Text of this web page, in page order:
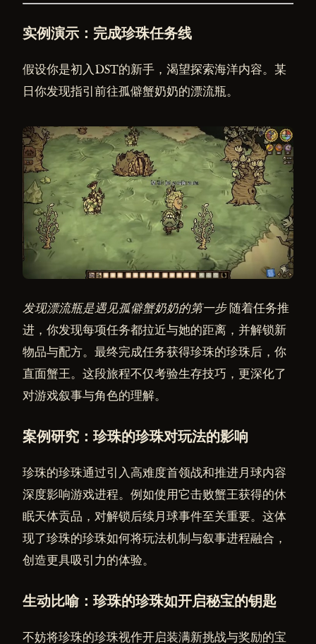
实例演示：完成珍珠任务线
假设你是初入DST的新手，渴望探索海洋内容。某
日你发现指引前往孤僻蟹奶奶的漂流瓶。
发现漂流瓶是遇见孤僻蟹奶奶的第一步随着任务推
进，你发现每项任务都拉近与她的距离，并解锁新
物品与配方。最终完成任务获得珍珠的珍珠后，你
直面蟹王。这段旅程不仅考验生存技巧，更深化了
对游戏叙事与角色的理解。
案例研究：珍珠的珍珠对玩法的影响
珍珠的珍珠通过引入高难度首领战和推进月球内容
深度影响游戏进程。例如使用它击败蟹王获得的休
眠天体贡品，对解锁后续月球事件至关重要。这体
现了珍珠的珍珠如何将玩法机制与叙事进程融合，
创造更具吸引力的体验。
生动比喻：珍珠的珍珠如开启秘宝的钥匙
不妨将珍珠的珍珠视作开启装满新挑战与奖励的宝